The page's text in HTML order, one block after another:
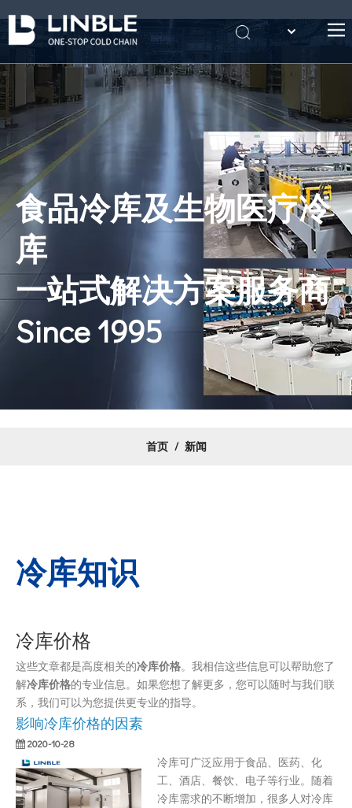
关于我们
产品
案例
冷库知识
联系我们
Português
食品冷库及生物医疗冷
库
一站式解决方案服务商
Since 1995
首页 / 新闻
冷库知识
冷库价格
这些文章都是高度相关的冷库价格。我相信这些信息可以帮助您了
解冷库价格的专业信息。如果您想了解更多，您可以随时与我们联
系，我们可以为您提供更专业的指导。
影响冷库价格的因素
2020-10-28
冷库可广泛应用于食品、医药、化
工、酒店、餐饮、电子等行业。随着
冷库需求的不断增加，很多人对冷库